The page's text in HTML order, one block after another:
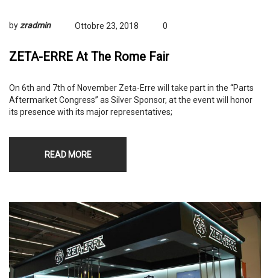
by zradmin Ottobre 23, 2018 0
ZETA-ERRE At The Rome Fair
On 6th and 7th of November Zeta-Erre will take part in the “Parts
Aftermarket Congress” as Silver Sponsor, at the event will honor
its presence with its major representatives;
READ MORE